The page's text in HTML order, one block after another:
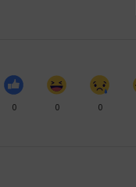
0 0 0